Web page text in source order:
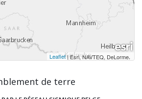
Leaflet|Esri, NAVTEQ, DeLorme,
de terre